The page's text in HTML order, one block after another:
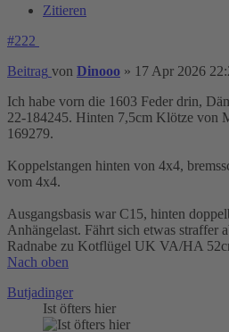
Zitieren
#222
Beitrag von Dinooo » 17 Apr 2026
Ich habe vorn die 1603 Feder drin,
22-184245. Hinten 7,5cm Klötze von
169279.
Koppelstangen hinten von 4x4,
vom 4x4.
Ausgangsbasis war C15, hinten
Anhängelast. Fährt sich etwas straffer
Radnabe zu Kotflügel UK VA/HA
Nach oben
Butjadinger
Ist öfters hier